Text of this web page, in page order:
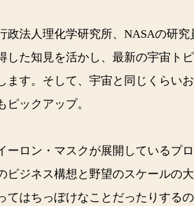
政法人理化学研究所、NASAの研
した知見を活かし、最新の宇宙ト
ます。そして、宇宙と同じくらい
ックアップ。
ーロン・マスクが展開しているプロ
ビジネス構想と野望のスケールの
てはちっぽけなことだったりする